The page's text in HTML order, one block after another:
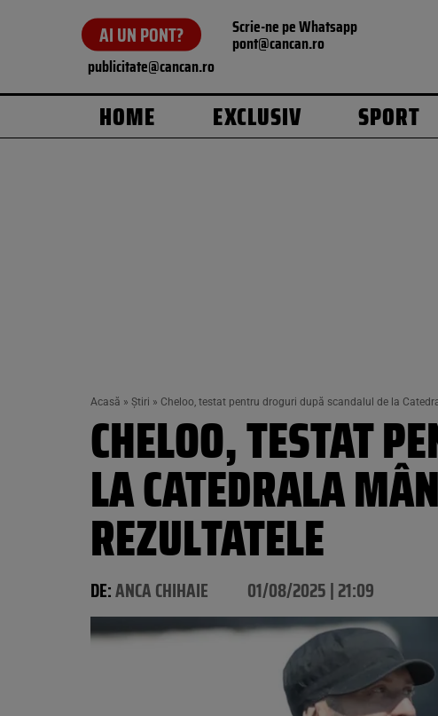
AI UN PONT? Scrie-ne pe Whatsapp
pont@cancan.ro
publicitate@cancan.ro
HOME EXCLUSIV SPORT
Acasă » Știri » Cheloo, testat pentru droguri după scandalul de la
CHELOO, TESTAT
LA CATEDRALA
REZULTATELE
DE:ANCA CHIHAIE 01/08/2025 | 21:09